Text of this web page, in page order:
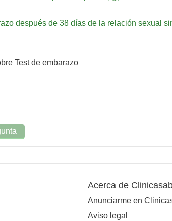
después de 38 días de la relación sexual
Test de embarazo
Acerca de
Anunciarme en
Aviso legal